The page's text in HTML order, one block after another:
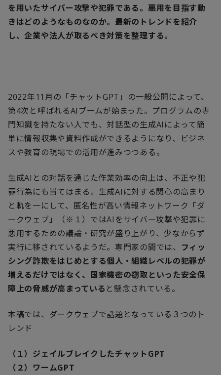
を用いたサイバー攻撃や犯罪である。悪用を目指す動
きはどのようなものなのか。最新のトレンドを紹介
し、企業や法人が取るべき対策を整理する。
2022年11 月の「チャットGPT 」の一般公開によって、
第4次と呼ばれるAI ブームが始まった。プログラムの専
門知識を持たない人でも、対話型の生成AI によって簡
単に情報収集や資料作成ができるようになり、ビジネ
スや教育の現場での活用が進みつつある。
生成AI との対話を通じた作業効率の向上は、不正や犯
罪行為にも当てはまる。生成AI に対する関心の高まり
と軌を一にして、匿名性が高い情報ネットワーク「ダ
ークウェブ」（※１）ではAI をサイバー攻撃や犯罪に
悪用するための議論・研究が盛り上がり、少なからず
実行に移されているようだ。専門家の間では、
フィッ
シング詐欺をはじめとする個人・組織レベルの犯罪が
増えるだけではなく、国家機密の窃取といった安全保
障上の脅威が高まっている と懸念されている。
本稿では、ダークウェブで話題となっている３つのト
レンド
（１）ジェイルブレイクしたチャットGPT
（２）ワームGPT